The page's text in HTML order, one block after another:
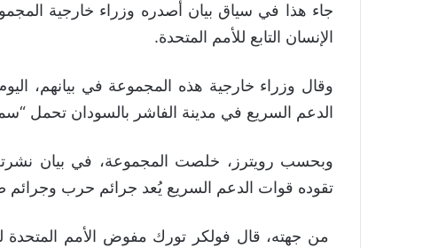
جاء هذا في سياق بيان أصدره وزراء خارجية
الإنسان التابع للأمم المتحدة.
وقال وزراء خارجية هذه المجموعة في بيانهم،
الدعم السريع في مدينة الفاشر بالسودان تحمل
وبحسب رويترز، خلصت المجموعة، في بيان نشرته
تقوده قوات الدعم السريع يُعد جرائم حرب وجرائم
من جهته، قال فولكر تورك مفوض الأمم المتحدة